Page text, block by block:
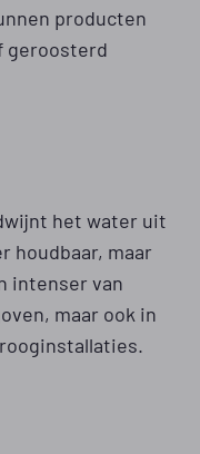
producten
geroosterd
het water uit
houdbaar, maar
intenser van
maar ook in